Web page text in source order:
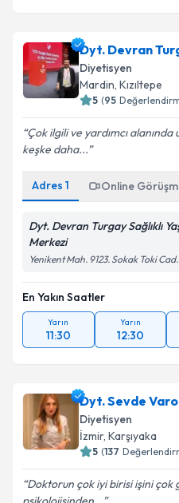
Dyt. Devran
Diyetisyen
Mardin, Kızıltepe
5 (95
Çok ilgili ve yardımcı
keşke daha...
Adres 1 Online
Dyt. Devran Turgay Sağlıklı
Merkezi
Yenikent Mah. 9123. Sokak Toki
En Yakın Saatler
Yarın
11:30
Yarın
12:30
Dyt. Sevde
Diyetisyen
İzmir, Karşıyaka
5 (137
Doktorun çok iyi birisi işini çok